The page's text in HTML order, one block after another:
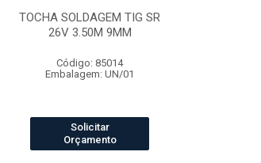
TOCHA SOLDAGEM TIG SR
26V 3.50M 9MM
Código: 85014
Embalagem: UN/01
Solicitar
Orçamento